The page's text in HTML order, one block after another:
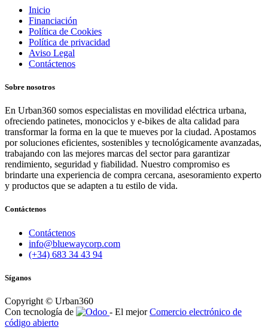
Inicio
Financiación
Política de Cookies
Política de privacidad
Aviso Legal
Contáctenos
Sobre nosotros
En Urban360 somos especialistas en movilidad eléctrica urbana,
ofreciendo patinetes, monociclos y e-bikes de alta calidad para
transformar la forma en la que te mueves por la ciudad. Apostamos
por soluciones eficientes, sostenibles y tecnológicamente avanzadas,
trabajando con las mejores marcas del sector para garantizar
rendimiento, seguridad y fiabilidad. Nuestro compromiso es
brindarte una experiencia de compra cercana, asesoramiento experto
y productos que se adapten a tu estilo de vida.
Contáctenos
Contáctenos
info@bluewaycorp.com
(+34) 683 34 43 94
Síganos
Copyright © Urban360
Con tecnología de
- El mejorComercio electrónico de
código abierto